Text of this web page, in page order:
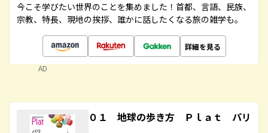
今こそ学びたい世界のことを集めました！首都、言語、民族、
宗教、特長、現地の挨拶、誰かに話したくなる旅の雑学も。
詳細を見る
AD
０１ 地球の歩き方 Ｐｌａｔ パリ